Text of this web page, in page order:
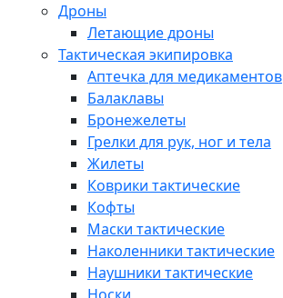
Дроны
Летающие дроны
Тактическая экипировка
Аптечка для медикаментов
Балаклавы
Бронежелеты
Грелки для рук, ног и тела
Жилеты
Коврики тактические
Кофты
Маски тактические
Наколенники тактические
Наушники тактические